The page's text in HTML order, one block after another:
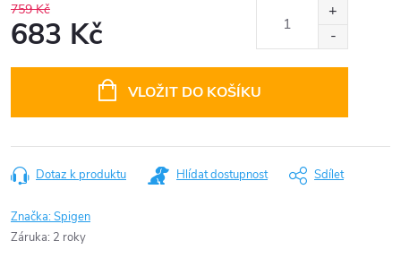
759 Kč
683 Kč
VLOŽIT DO KOŠÍKU
Dotaz k produktu Hlídat dostupnost Sdílet
Značka:Spigen
Záruka: 2 roky